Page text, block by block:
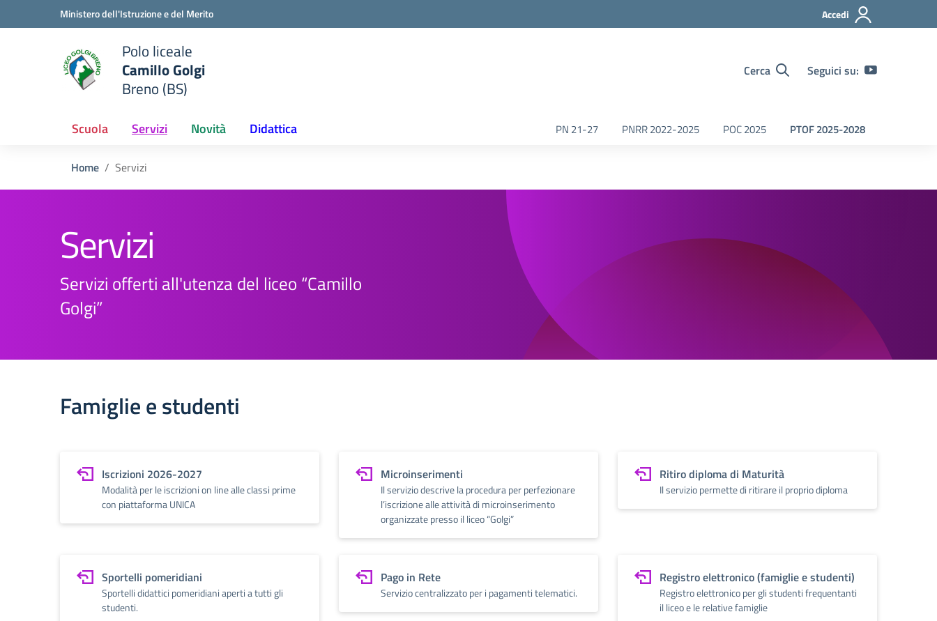
Vai ai contenuti
Vai al menu di navigazioneMinistero dell'Istruzione e del Merito Accedi
scuola
Polo liceale
Camillo Golgi
Breno (BS)
Cerca Seguici su:
Scuola Servizi Novità Didattica PN 21-27 PNRR 2022-2025 POC 2025 PTOF 2025-2028
Home Servizi
Servizi
Servizi offerti all'utenza del liceo “Camillo
Golgi”
Famiglie e studenti
Iscrizioni 2026-2027
Modalità per le iscrizioni on line alle classi prime
con piattaforma UNICA
Microinserimenti
Il servizio descrive la procedura per perfezionare
l’iscrizione alle attività di microinserimento
organizzate presso il liceo “Golgi”
Ritiro diploma di Maturità
Il servizio permette di ritirare il proprio diploma
Sportelli pomeridiani
Sportelli didattici pomeridiani aperti a tutti gli
studenti.
Pago in Rete
Servizio centralizzato per i pagamenti telematici.
Registro elettronico (famiglie e studenti)
Registro elettronico per gli studenti frequentanti
il liceo e le relative famiglie